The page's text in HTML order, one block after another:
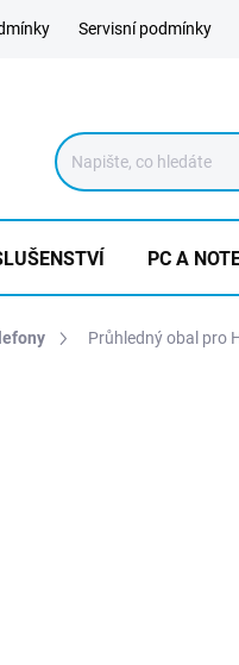
Servisní podmínky
PC A
Průhledný obal pro